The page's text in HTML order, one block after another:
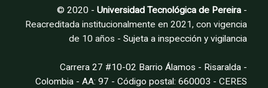
© 2020 - Universidad Tecnológica de Pereira -
Reacreditada institucionalmente en 2021, con vigencia
de 10 años - Sujeta a inspección y vigilancia
Carrera 27 #10-02 Barrio Álamos - Risaralda -
Colombia - AA: 97 - Código postal: 660003 - CERES